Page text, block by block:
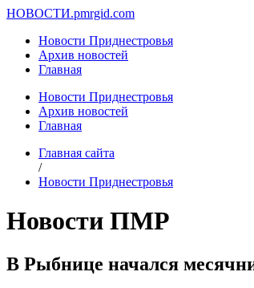
НОВОСТИ.pmrgid.com
Новости Приднестровья
Архив новостей
Главная
Новости Приднестровья
Архив новостей
Главная
Главная сайта
/
Новости Приднестровья
Новости ПМР
В Рыбнице начался